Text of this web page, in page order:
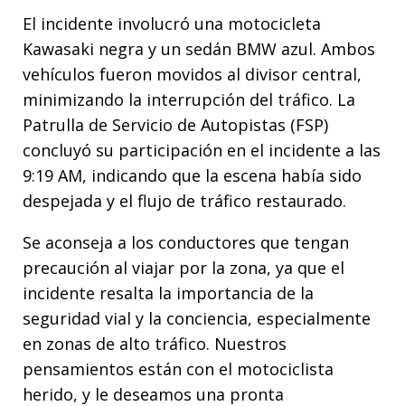
El incidente involucró una motocicleta
Kawasaki negra y un sedán BMW azul. Ambos
vehículos fueron movidos al divisor central,
minimizando la interrupción del tráfico. La
Patrulla de Servicio de Autopistas (FSP)
concluyó su participación en el incidente a las
9:19 AM, indicando que la escena había sido
despejada y el flujo de tráfico restaurado.
Se aconseja a los conductores que tengan
precaución al viajar por la zona, ya que el
incidente resalta la importancia de la
seguridad vial y la conciencia, especialmente
en zonas de alto tráfico. Nuestros
pensamientos están con el motociclista
herido, y le deseamos una pronta